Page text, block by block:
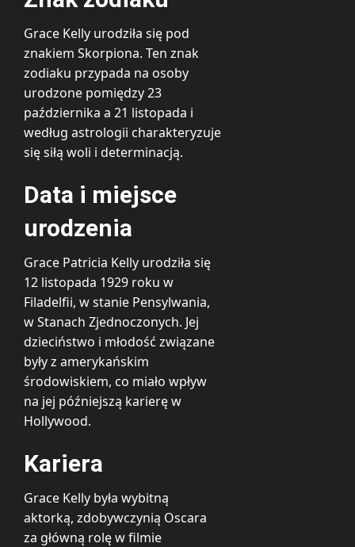
Grace Kelly urodziła się pod
znakiem Skorpiona. Ten znak
zodiaku przypada na osoby
urodzone pomiędzy 23
października a 21 listopada i
według astrologii charakteryzuje
się siłą woli i determinacją.
Data i miejsce
urodzenia
Grace Patricia Kelly urodziła się
12 listopada 1929 roku w
Filadelfii, w stanie Pensylwania,
w Stanach Zjednoczonych. Jej
dzieciństwo i młodość związane
były z amerykańskim
środowiskiem, co miało wpływ
na jej późniejszą karierę w
Hollywood.
Kariera
Grace Kelly była wybitną
aktorką, zdobywczynią Oscara
za główną rolę w filmie